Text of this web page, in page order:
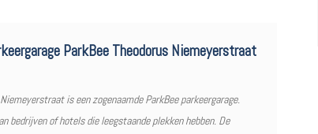
ParkBee Theodorus Niemeyerstraat
is een zogenaamde ParkBee parkeergarage.
bedrijven of hotels die leegstaande plekken hebben. De